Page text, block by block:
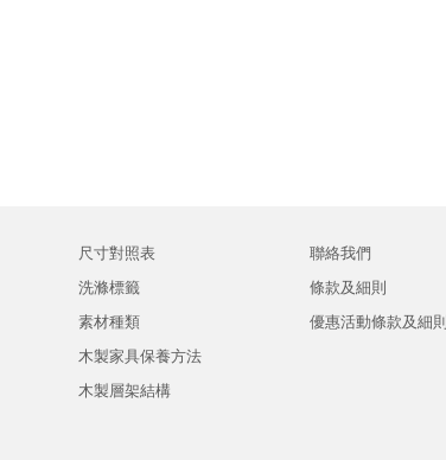
尺寸對照表
洗滌標籤
素材種類
木製家具保養方法
木製層架結構
聯絡我們
條款及細則
優惠活動條款及細則